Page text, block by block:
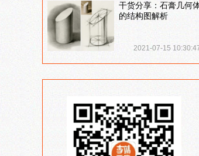
干货分享：石膏几何
的结构图解析
2021-07-15